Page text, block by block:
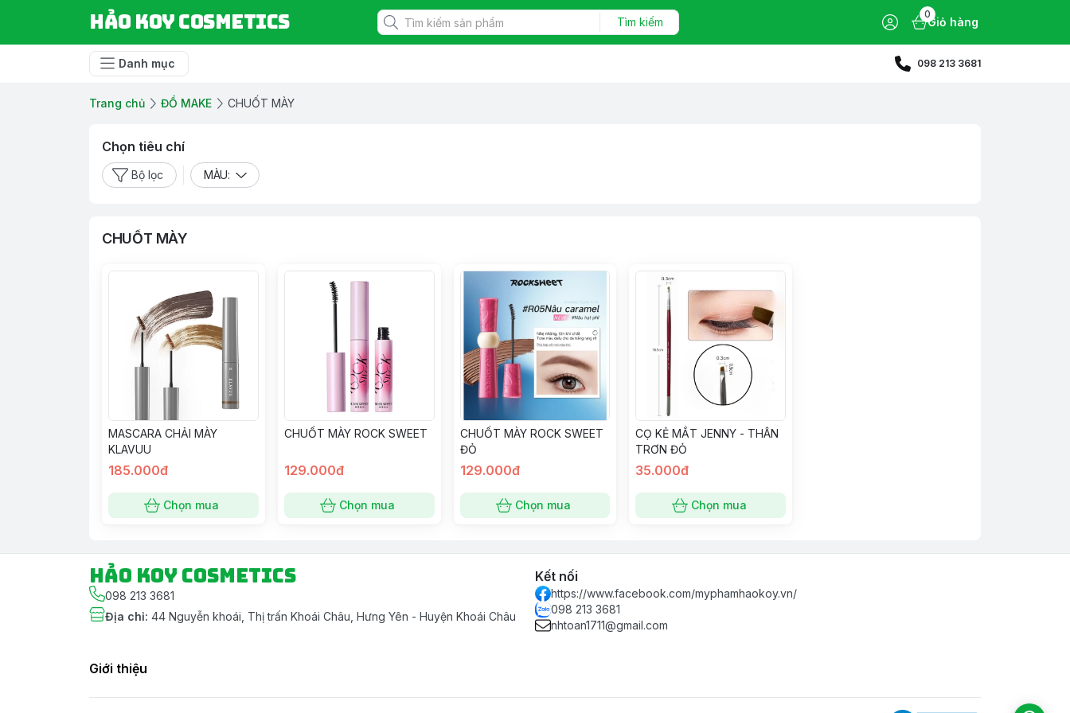
Hảo Koy Cosmetics Tìm kiếm
0
Giỏ hàng
Danh mục 098 213 3681
Trang chủ ĐỒ MAKE CHUỐT MÀY
Chọn tiêu chí
Bộ lọc MÀU:
CHUỐT MÀY
MASCARA CHẢI MÀY
KLAVUU
185.000đ
Chọn mua
CHUỐT MÀY ROCK SWEET
129.000đ
Chọn mua
CHUỐT MÀY ROCK SWEET
ĐỎ
129.000đ
Chọn mua
CỌ KẺ MẮT JENNY - THÂN
TRƠN ĐỎ
35.000đ
Chọn mua
Hảo Koy Cosmetics
098 213 3681
Địa chỉ: 44 Nguyễn khoái, Thị trấn Khoái Châu, Hưng Yên - Huyện Khoái Châu
Kết nối
https://www.facebook.com/myphamhaokoy.vn/
098 213 3681
nhtoan1711@gmail.com
Giới thiệu